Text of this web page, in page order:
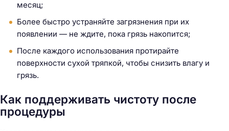
месяц;
Более быстро устраняйте загрязнения при их
появлении — не ждите, пока грязь накопится;
После каждого использования протирайте
поверхности сухой тряпкой, чтобы снизить влагу и
грязь.
Как поддерживать чистоту после
процедуры